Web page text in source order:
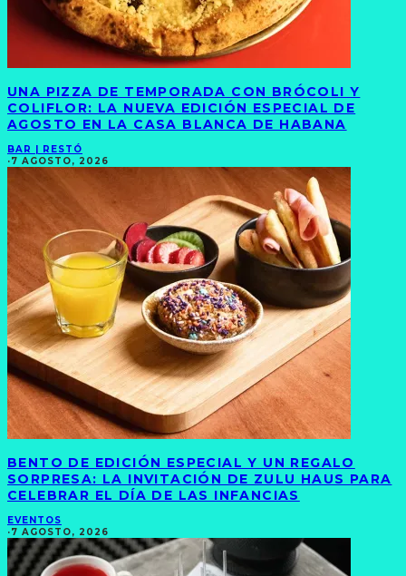
UNA PIZZA DE TEMPORADA CON BRÓCOLI Y
COLIFLOR: LA NUEVA EDICIÓN ESPECIAL DE
AGOSTO EN LA CASA BLANCA DE HABANA
BAR | RESTÓ
·7 AGOSTO, 2026
BENTO DE EDICIÓN ESPECIAL Y UN REGALO
SORPRESA: LA INVITACIÓN DE ZULU HAUS PARA
CELEBRAR EL DÍA DE LAS INFANCIAS
EVENTOS
·7 AGOSTO, 2026